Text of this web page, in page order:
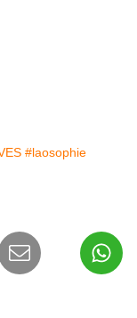
#laosophie